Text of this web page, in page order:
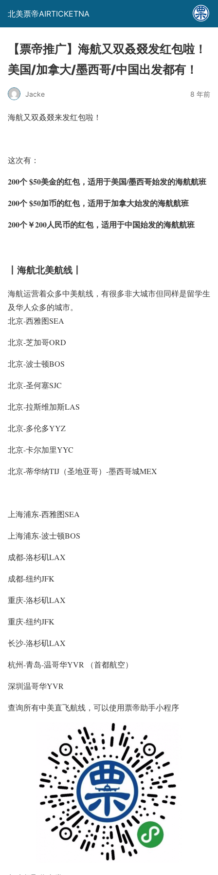
北美票帝AIRTICKETNA
【票帝推广】海航又双叒叕发红包啦！
美国/加拿大/墨西哥/中国出发都有！
Jacke 8 年前
海航又双叒叕来发红包啦！
这次有：
200个 $50美金的红包，适用于美国/墨西哥始发的海航航班
200个 $50加币的红包，适用于加拿大始发的海航航班
200个￥200人民币的红包，适用于中国始发的海航航班
丨海航北美航线丨
海航运营着众多中美航线，有很多非大城市但同样是留学生
及华人众多的城市。
北京-西雅图SEA
北京-芝加哥ORD
北京-波士顿BOS
北京-圣何塞SJC
北京-拉斯维加斯LAS
北京-多伦多YYZ
北京-卡尔加里YYC
北京-蒂华纳TIJ（圣地亚哥）-墨西哥城MEX
上海浦东-西雅图SEA
上海浦东-波士顿BOS
成都-洛杉矶LAX
成都-纽约JFK
重庆-洛杉矶LAX
重庆-纽约JFK
长沙-洛杉矶LAX
杭州-青岛-温哥华YVR （首都航空）
深圳温哥华YVR
查询所有中美直飞航线，可以使用票帝助手小程序